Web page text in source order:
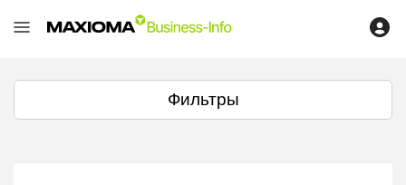
Фильтры